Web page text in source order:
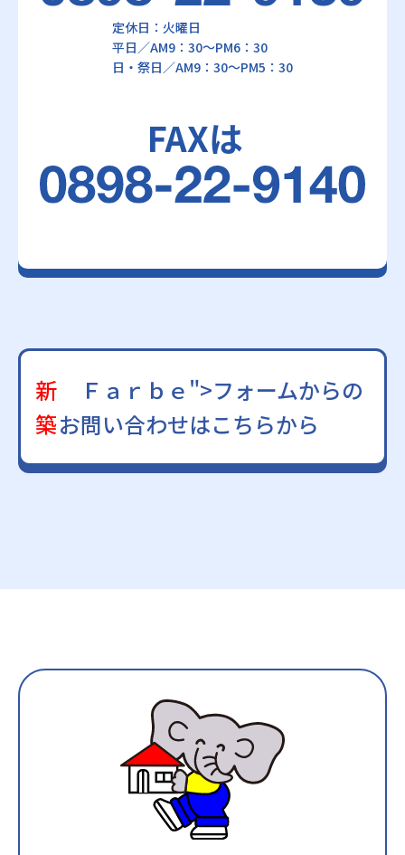
定休日：火曜日
平日／AM9：30～PM6：30
日・祭日／AM9：30～PM5：30
FAXは
新
築
Ｆａｒｂｅ">フォームからの
お問い合わせはこちらから